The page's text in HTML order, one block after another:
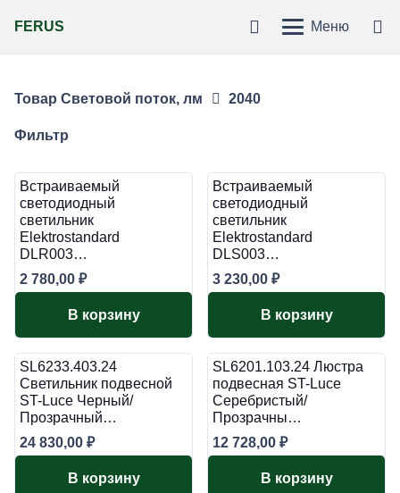
FERUS Меню
Товар Световой поток, лм 2040
Фильтр
Встраиваемый
светодиодный
светильник
Elektrostandard
DLR003…
2 780,00 ₽
В корзину
Встраиваемый
светодиодный
светильник
Elektrostandard
DLS003…
3 230,00 ₽
В корзину
SL6233.403.24
Светильник подвесной
ST-Luce Черный/
Прозрачный…
24 830,00 ₽
В корзину
SL6201.103.24 Люстра
подвесная ST-Luce
Серебристый/
Прозрачны…
12 728,00 ₽
В корзину